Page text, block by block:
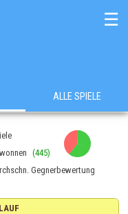
☰
ALLE SPIELE
(445)
Gegnerbewertung